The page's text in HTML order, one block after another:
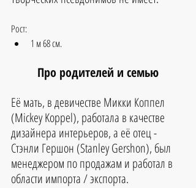
Рост:
1 м 68 см.
Про родителей и семью
Её мать, в девичестве Микки Коппел
(Mickey Koppel), работала в качестве
дизайнера интерьеров, а её отец -
Стэнли Гершон (Stanley Gershon), был
менеджером по продажам и работал в
области импорта / экспорта.